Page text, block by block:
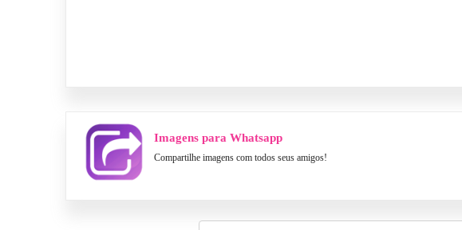
Imagens para Whatsapp
Compartilhe imagens com todos seus amigos!